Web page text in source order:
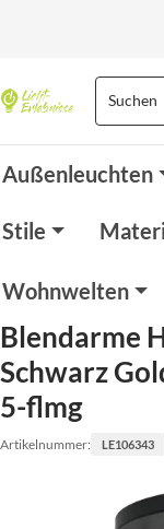
Außenleuchten
Stile
Wohnwelten
Blendarme
Schwarz
5-flmg
Artikelnummer: LE106343